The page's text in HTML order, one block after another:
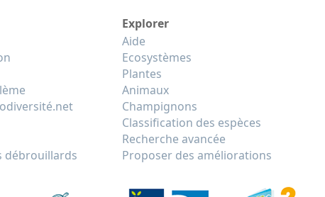
débrouillards
Explorer
Aide
Ecosystèmes
Plantes
Animaux
Champignons
Classification des espèces
Recherche avancée
Proposer des améliorations